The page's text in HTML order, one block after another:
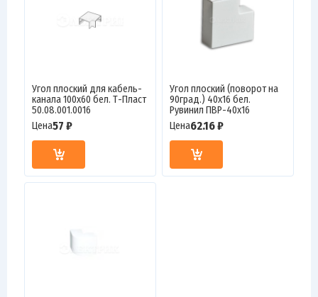
Угол плоский для кабель-
канала 100х60 бел. Т-Пласт
50.08.001.0016
Цена57 ₽
Угол плоский (поворот на
90град.) 40х16 бел.
Рувинил ПВР-40х16
Цена62.16 ₽